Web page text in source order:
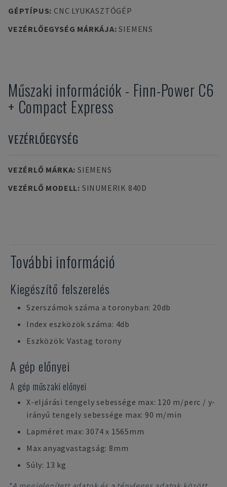
GÉPTÍPUS: CNC LYUKASZTÓGÉP
VEZÉRLŐEGYSÉG MÁRKÁJA:SIEMENS
Műszaki információk - Finn-Power C6
+ Compact Express
VEZÉRLŐEGYSÉG
VEZÉRLŐ MÁRKA: SIEMENS
VEZÉRLŐ MODELL: SINUMERIK 840D
További információ
Kiegészítő felszerelés
Szerszámok száma a toronyban: 20db
Index eszközök száma: 4db
Eszközök: Vastag torony
A gép előnyei
A gép műszaki előnyei
X-eljárási tengely sebessége max: 120 m/perc / y-
irányú tengely sebessége max: 90 m/min
Lapméret max: 3074 x 1565mm
Max anyagvastagság: 8mm
Súly: 13 kg